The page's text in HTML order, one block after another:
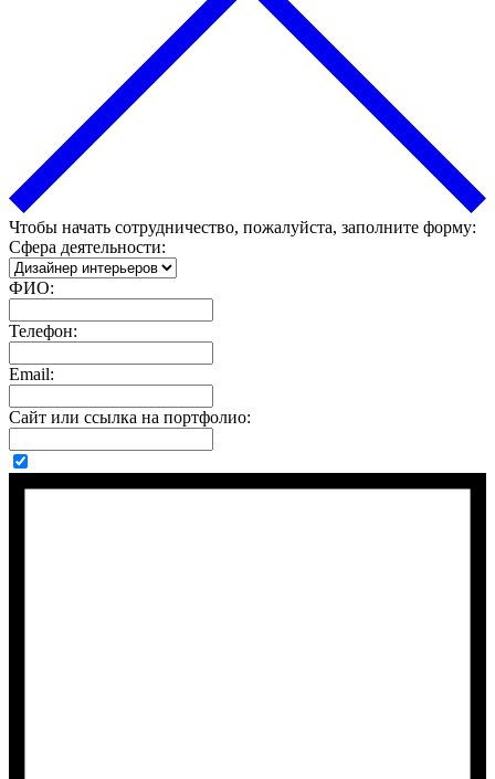
Чтобы начать сотрудничество, пожалуйста, заполните форму:
Сфера деятельности:
ФИО:
Телефон:
Email:
Сайт или ссылка на портфолио: